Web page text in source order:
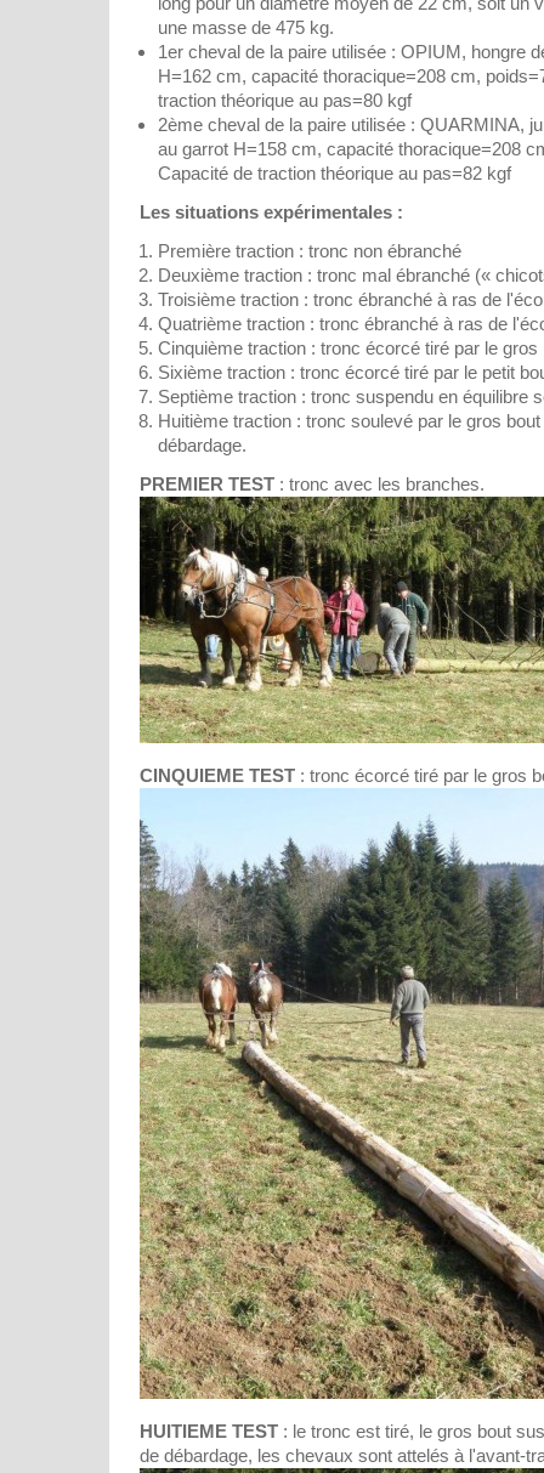
une masse de 475 kg.
1er cheval de la paire utilisée : OPIUM, hongre
H=162 cm, capacité thoracique=208 cm,
traction théorique au pas=80 kgf
2ème cheval de la paire utilisée : QUARMINA,
au garrot H=158 cm, capacité thoracique=208
Capacité de traction théorique au pas=82 kgf
Les situations expérimentales :
Première traction : tronc non ébranché
Deuxième traction : tronc mal ébranché («
Troisième traction : tronc ébranché à ras de
Quatrième traction : tronc ébranché à ras de
Cinquième traction : tronc écorcé tiré par le gros
Sixième traction : tronc écorcé tiré par le petit
Septième traction : tronc suspendu en équilibre
Huitième traction : tronc soulevé par le gros
débardage.
PREMIER TEST : tronc avec les branches.
CINQUIEME TEST : tronc écorcé tiré par le gros
HUITIEME TEST : le tronc est tiré, le gros bout
de débardage, les chevaux sont attelés à l'avant-